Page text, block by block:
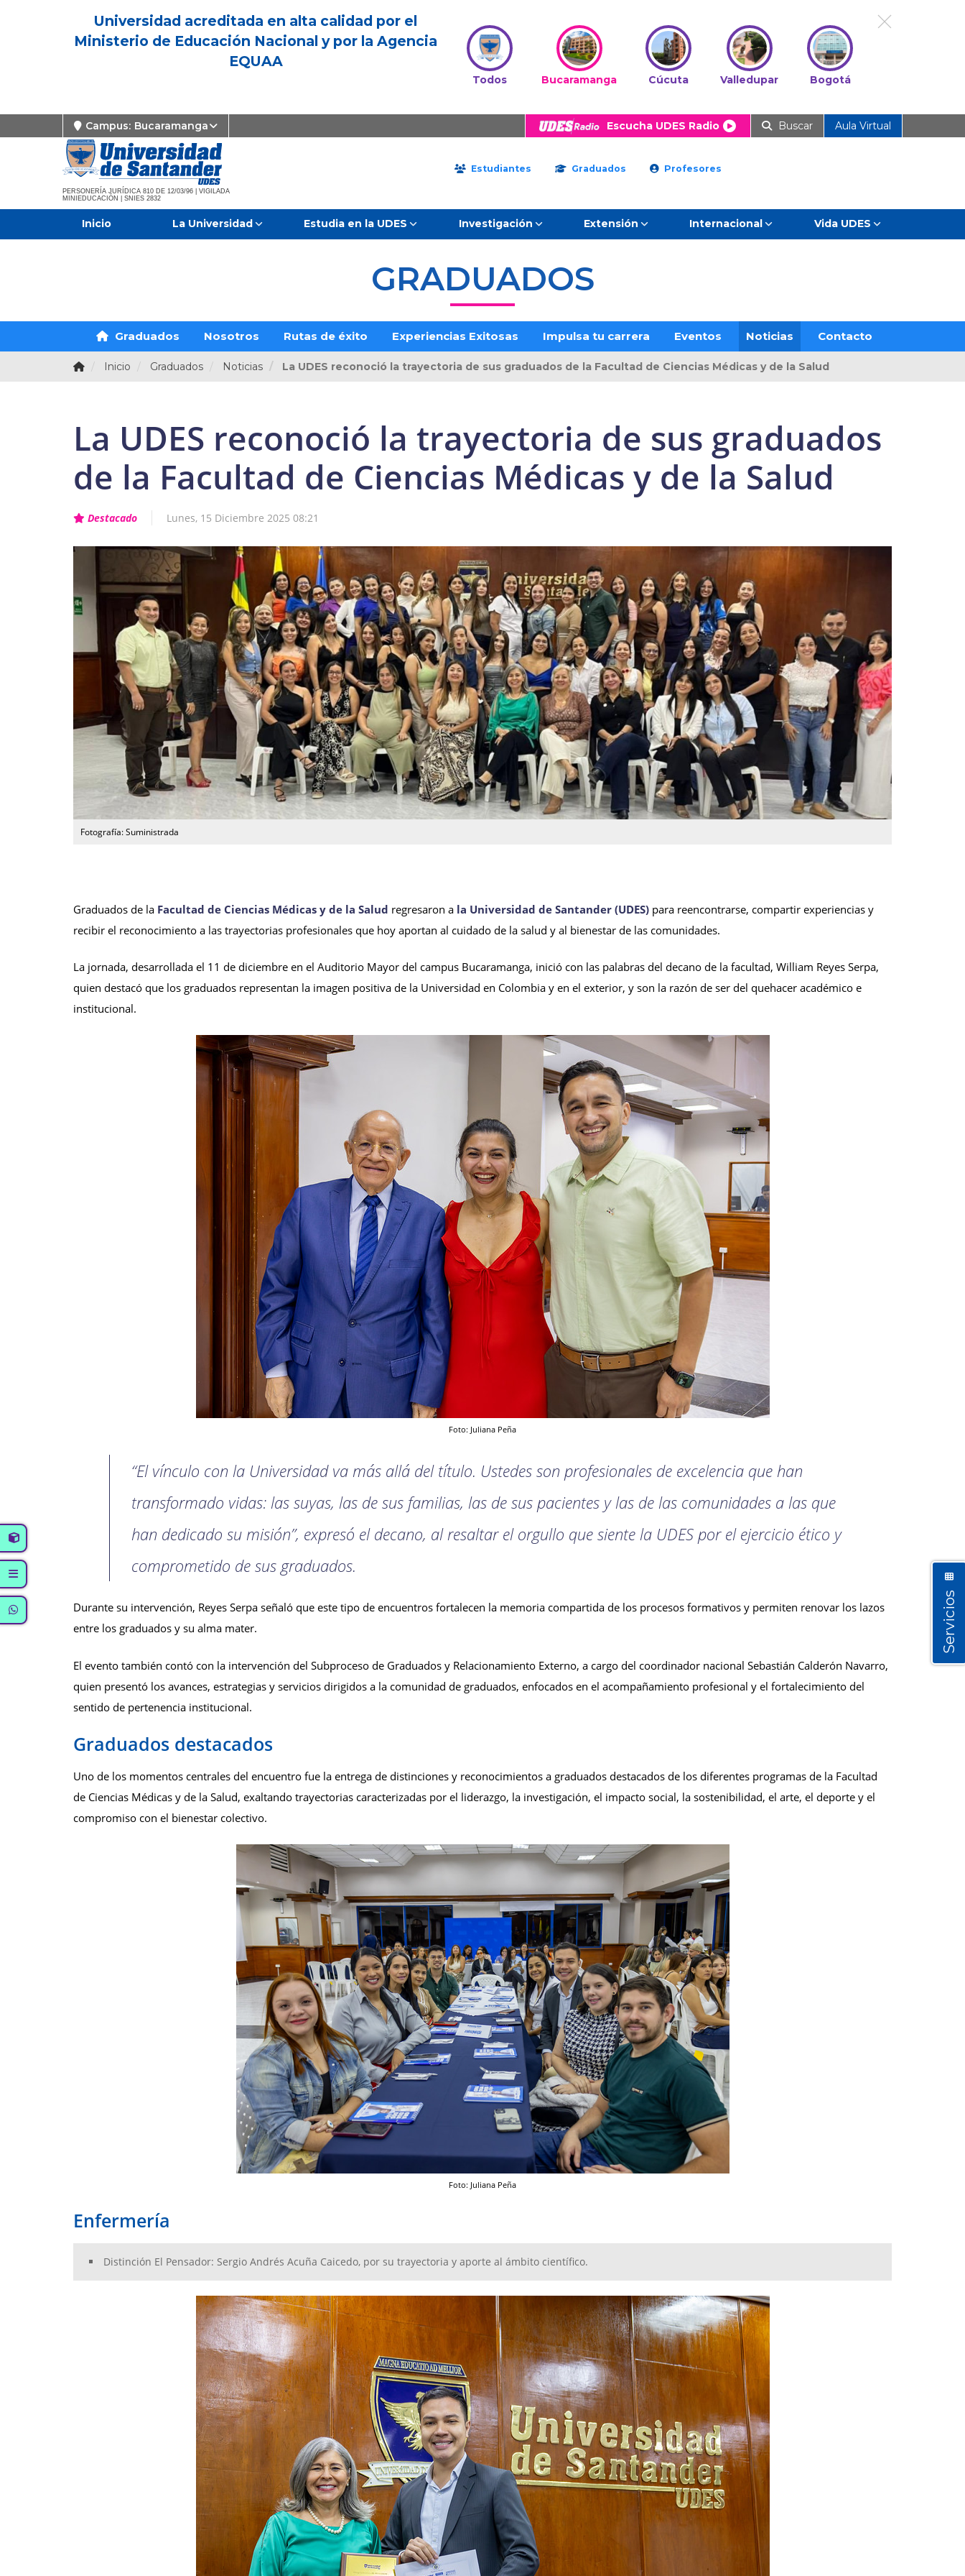
Universidad acreditada en alta calidad por el
Ministerio de Educación Nacional y por la Agencia
EQUAA
Todos Bucaramanga Cúcuta Valledupar Bogotá
Campus: Bucaramanga Escucha UDES Radio Buscar Aula Virtual
PERSONERÍA JURÍDICA 810 DE 12/03/96 | VIGILADA
MINIEDUCACIÓN | SNIES 2832
Estudiantes Graduados Profesores
Inicio La Universidad Estudia en la UDES Investigación Extensión Internacional Vida UDES
GRADUADOS
Graduados Nosotros Rutas de éxito Experiencias Exitosas Impulsa tu carrera Eventos Noticias Contacto
Inicio Graduados Noticias La UDES reconoció la trayectoria de sus graduados de la Facultad de Ciencias Médicas y de la Salud
La UDES reconoció la trayectoria de sus graduados
de la Facultad de Ciencias Médicas y de la Salud
Destacado Lunes, 15 Diciembre 2025 08:21
Fotografía: Suministrada
Graduados de la Facultad de Ciencias Médicas y de la Salud regresaron a la Universidad de Santander (UDES) para reencontrarse, compartir experiencias y
recibir el reconocimiento a las trayectorias profesionales que hoy aportan al cuidado de la salud y al bienestar de las comunidades.
La jornada, desarrollada el 11 de diciembre en el Auditorio Mayor del campus Bucaramanga, inició con las palabras del decano de la facultad, William Reyes Serpa,
quien destacó que los graduados representan la imagen positiva de la Universidad en Colombia y en el exterior, y son la razón de ser del quehacer académico e
institucional.
Foto: Juliana Peña
“El vínculo con la Universidad va más allá del título. Ustedes son profesionales de excelencia que han
transformado vidas: las suyas, las de sus familias, las de sus pacientes y las de las comunidades a las que
han dedicado su misión”, expresó el decano, al resaltar el orgullo que siente la UDES por el ejercicio ético y
comprometido de sus graduados.
Durante su intervención, Reyes Serpa señaló que este tipo de encuentros fortalecen la memoria compartida de los procesos formativos y permiten renovar los lazos
entre los graduados y su alma mater.
El evento también contó con la intervención del Subproceso de Graduados y Relacionamiento Externo, a cargo del coordinador nacional Sebastián Calderón Navarro,
quien presentó los avances, estrategias y servicios dirigidos a la comunidad de graduados, enfocados en el acompañamiento profesional y el fortalecimiento del
sentido de pertenencia institucional.
Graduados destacados
Uno de los momentos centrales del encuentro fue la entrega de distinciones y reconocimientos a graduados destacados de los diferentes programas de la Facultad
de Ciencias Médicas y de la Salud, exaltando trayectorias caracterizadas por el liderazgo, la investigación, el impacto social, la sostenibilidad, el arte, el deporte y el
compromiso con el bienestar colectivo.
Foto: Juliana Peña
Enfermería
Distinción El Pensador: Sergio Andrés Acuña Caicedo, por su trayectoria y aporte al ámbito científico.
Servicios